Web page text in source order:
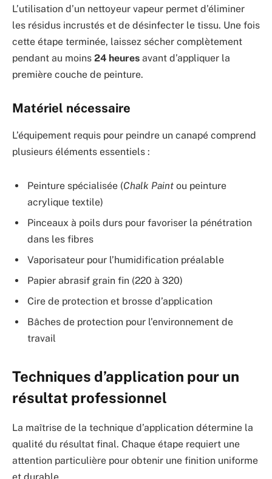
L’utilisation d’un nettoyeur vapeur permet d’éliminer
les résidus incrustés et de désinfecter le tissu. Une fois
cette étape terminée, laissez sécher complètement
pendant au moins 24 heures avant d’appliquer la
première couche de peinture.
Matériel nécessaire
L’équipement requis pour peindre un canapé comprend
plusieurs éléments essentiels :
Peinture spécialisée (Chalk Paint ou peinture
acrylique textile)
Pinceaux à poils durs pour favoriser la pénétration
dans les fibres
Vaporisateur pour l’humidification préalable
Papier abrasif grain fin (220 à 320)
Cire de protection et brosse d’application
Bâches de protection pour l’environnement de
travail
Techniques d’application pour un
résultat professionnel
La maîtrise de la technique d’application détermine la
qualité du résultat final. Chaque étape requiert une
attention particulière pour obtenir une finition uniforme